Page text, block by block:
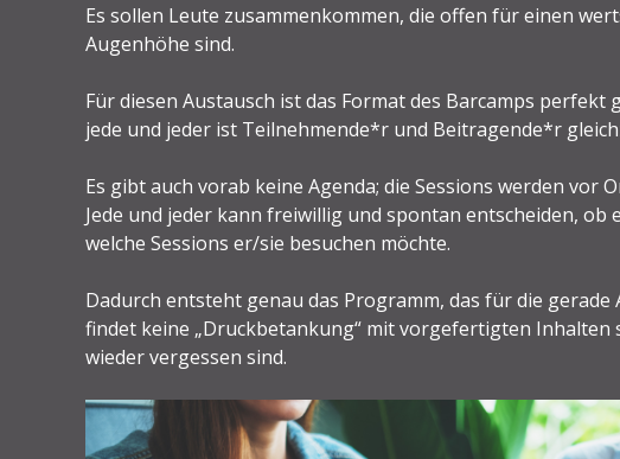
Es sollen Leute zusammenkommen, die offen für einen
Augenhöhe sind.
Für diesen Austausch ist das Format des Barcamps perfekt
jede und jeder ist Teilnehmende*r und Beitragende*r
Es gibt auch vorab keine Agenda; die Sessions werden vor
Jede und jeder kann freiwillig und spontan entscheiden, ob
welche Sessions er/sie besuchen möchte.
Dadurch entsteht genau das Programm, das für die gerade
findet keine „Druckbetankung“ mit vorgefertigten Inhalten
wieder vergessen sind.